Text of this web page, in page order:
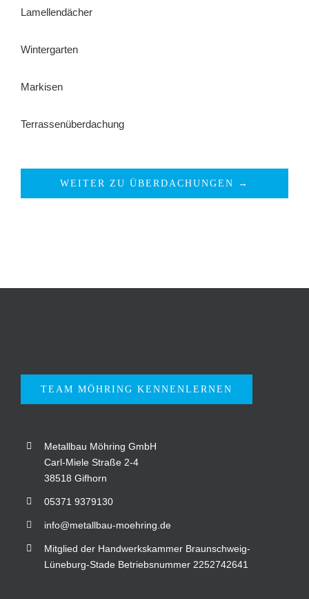
Lamellendächer
Wintergarten
Markisen
Terrassenüberdachung
WEITER ZU ÜBERDACHUNGEN →
TEAM MÖHRING KENNENLERNEN
Metallbau Möhring GmbH
Carl-Miele Straße 2-4
38518 Gifhorn
05371 9379130
info@metallbau-moehring.de
Mitglied der Handwerkskammer Braunschweig-
Lüneburg-Stade Betriebsnummer 2252742641